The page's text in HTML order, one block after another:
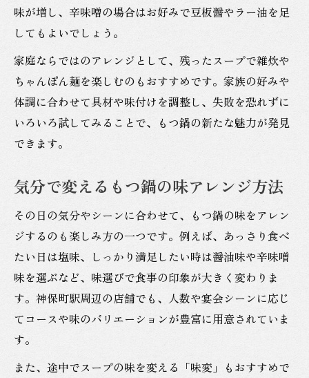
味が増し、辛味噌の場合はお好みで豆板醤やラー油を足
してもよいでしょう。
家庭ならではのアレンジとして、残ったスープで雑炊や
ちゃんぽん麺を楽しむのもおすすめです。家族の好みや
体調に合わせて具材や味付けを調整し、失敗を恐れずに
いろいろ試してみることで、もつ鍋の新たな魅力が発見
できます。
気分で変えるもつ鍋の味アレンジ方法
その日の気分やシーンに合わせて、もつ鍋の味をアレン
ジするのも楽しみ方の一つです。例えば、あっさり食べ
たい日は塩味、しっかり満足したい時は醤油味や辛味噌
味を選ぶなど、味選びで食事の印象が大きく変わりま
す。神保町駅周辺の店舗でも、人数や宴会シーンに応じ
てコースや味のバリエーションが豊富に用意されていま
す。
また、途中でスープの味を変える「味変」もおすすめで